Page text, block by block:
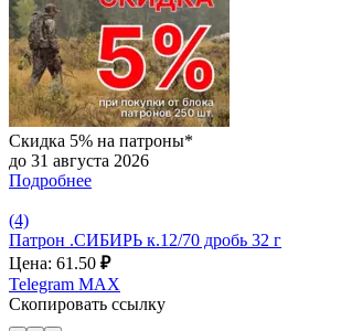
Скидка 5% на патроны*
до 31 августа 2026
Подробнее
(4)
Патрон .СИБИРЬ к.12/70 дробь 32 г
Цена: 61.50 ₽
Telegram MAX
Скопировать ссылку